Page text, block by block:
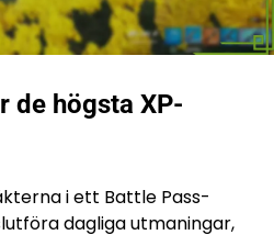
de högsta XP-
i ett Battle Pass-
dagliga utmaningar,